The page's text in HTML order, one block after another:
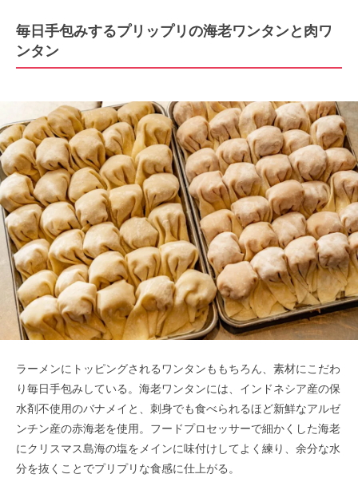
毎日手包みするプリップリの海老ワンタンと肉ワ
ンタン
ラーメンにトッピングされるワンタンももちろん、素材にこだわ
り毎日手包みしている。海老ワンタンには、インドネシア産の保
水剤不使用のバナメイと、刺身でも食べられるほど新鮮なアルゼ
ンチン産の赤海老を使用。フードプロセッサーで細かくした海老
にクリスマス島海の塩をメインに味付けしてよく練り、余分な水
分を抜くことでプリプリな食感に仕上がる。